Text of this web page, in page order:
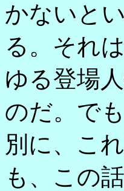
かないと
る。それ
ゆる登場
のだ。で
別に、こ
も、この